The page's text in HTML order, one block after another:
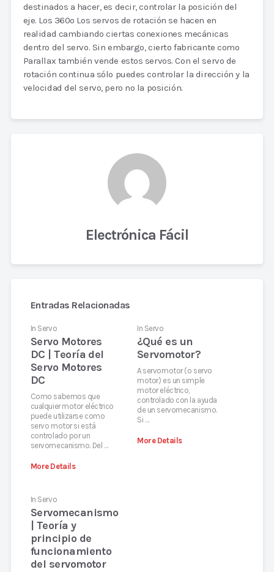
destinados a hacer, es decir, controlar la posición del
eje. Los 360o Los servos de rotación se hacen en
realidad cambiando ciertas conexiones mecánicas
dentro del servo. Sin embargo, cierto fabricante como
Parallax también vende estos servos. Con el servo de
rotación continua sólo puedes controlar la dirección y la
velocidad del servo, pero no la posición.
Electrónica Fácil
Entradas Relacionadas
In Servo
Servo Motores
DC | Teoría del
Servo Motores
DC
Como sabemos que
cualquier motor eléctrico
puede utilizarse como
servo motor si está
controlado por un
servomecanismo. Del …
More Details
In Servo
¿Qué es un
Servomotor?
A servomotor (o servo
motor) es un simple
motor eléctrico,
controlado con la ayuda
de un servomecanismo.
Si …
More Details
In Servo
Servomecanismo
| Teoría y
principio de
funcionamiento
del servomotor